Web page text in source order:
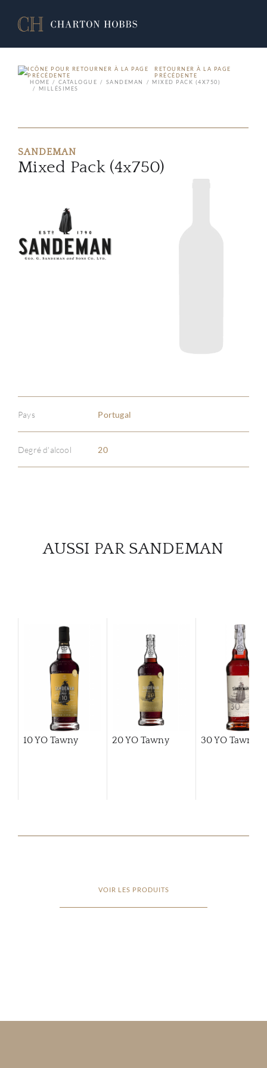
RETOURNER À LA PAGE
PRÉCÉDENTE
HOME
CATALOGUE SANDEMAN
MIXED PACK (4X750)
MILLÉSIMES
SANDEMAN
Mixed Pack (4x750)
Pays Portugal
Degré d'alcool 20
AUSSI PAR SANDEMAN
10 YO Tawny 20 YO Tawny 30 YO Tawny
VOIR LES PRODUITS